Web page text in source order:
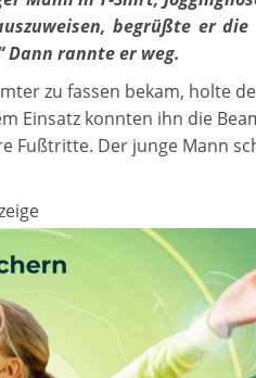
begrüßte er die
Dann rannte er weg.
zu fassen bekam, holte
Einsatz konnten ihn die
Fußtritte. Der junge Mann